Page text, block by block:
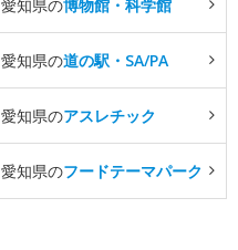
愛知県の博物館・科学館
愛知県の道の駅・SA/PA
愛知県のアスレチック
愛知県のフードテーマパーク